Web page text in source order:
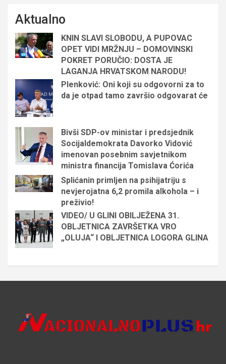
Aktualno
KNIN SLAVI SLOBODU, A PUPOVAC
OPET VIDI MRŽNJU – DOMOVINSKI
POKRET PORUČIO: DOSTA JE
LAGANJA HRVATSKOM NARODU!
Plenković: Oni koji su odgovorni za to
da je otpad tamo završio odgovarat će
Bivši SDP-ov ministar i predsjednik
Socijaldemokrata Davorko Vidović
imenovan posebnim savjetnikom
ministra financija Tomislava Ćorića
Splićanin primljen na psihijatriju s
nevjerojatna 6,2 promila alkohola – i
preživio!
VIDEO/ U GLINI OBILJEŽENA 31.
OBLJETNICA ZAVRŠETKA VRO
„OLUJA“ I OBLJETNICA LOGORA GLINA